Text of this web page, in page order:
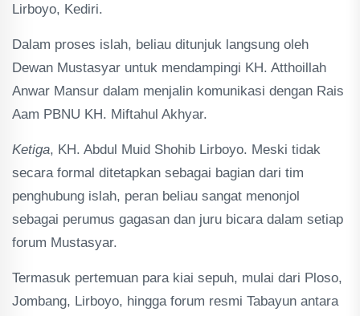
Lirboyo, Kediri.
Dalam proses islah, beliau ditunjuk langsung oleh
Dewan Mustasyar untuk mendampingi KH. Atthoillah
Anwar Mansur dalam menjalin komunikasi dengan Rais
Aam PBNU KH. Miftahul Akhyar.
Ketiga, KH. Abdul Muid Shohib Lirboyo. Meski tidak
secara formal ditetapkan sebagai bagian dari tim
penghubung islah, peran beliau sangat menonjol
sebagai perumus gagasan dan juru bicara dalam setiap
forum Mustasyar.
Termasuk pertemuan para kiai sepuh, mulai dari Ploso,
Jombang, Lirboyo, hingga forum resmi Tabayun antara